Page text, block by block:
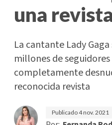
una
La cantante Lady
millones de
completamente
reconocida revista
Publicado4 nov. 2021